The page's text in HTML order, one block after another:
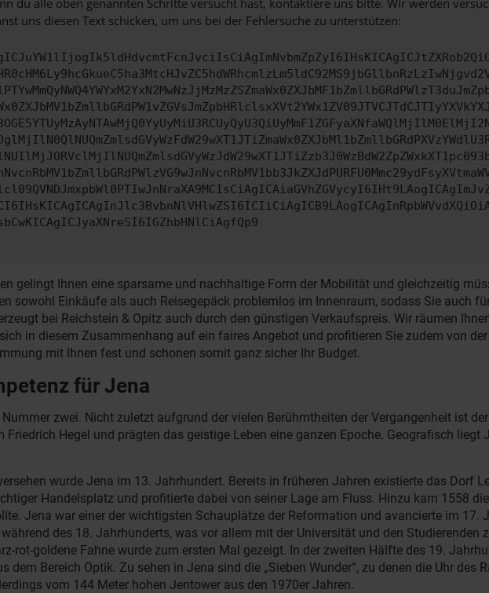
du alle oben genannten Schritte versucht hast, kontaktiere uns bitte. Wir werden
uns diesen Text schicken, um uns bei der Fehlersuche zu unterstützen:
gelingt Ihnen eine sparsame und nachhaltige Form der Mobilität und gleichzeitig
sowohl Einkäufe als auch Reisegepäck problemlos im Innenraum, sodass Sie auch
bei Reichstein & Opitz auch durch den günstigen Verkaufspreis. Wir räumen
in diesem Zusammenhang auf ein faires Angebot und profitieren Sie zudem von
mit Ihnen fest und schonen somit ganz sicher Ihr Budget.
für Jena
zwei. Nicht zuletzt aufgrund der vielen Berühmtheiten der Vergangenheit ist
Hegel und prägten das geistige Leben eine ganzen Epoche. Geografisch liegt
wurde Jena im 13. Jahrhundert. Bereits in früheren Jahren existierte das Dorf
Handelsplatz und profitierte dabei von seiner Lage am Fluss. Hinzu kam 1558
Jena war einer der wichtigsten Schauplätze der Reformation und avancierte im 17.
des 18. Jahrhunderts, was vor allem mit der Universität und den
rot-goldene Fahne wurde zum ersten Mal gezeigt. In der zweiten Hälfte des 19.
Bereich Optik. Zu sehen in Jena sind die „Sieben Wunder“, zu denen die Uhr des
vom 144 Meter hohen Jentower aus den 1970er Jahren.